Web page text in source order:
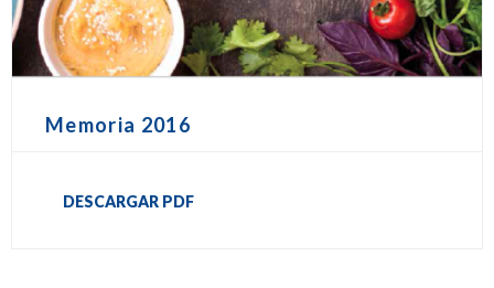
Memoria 2016
DESCARGAR PDF